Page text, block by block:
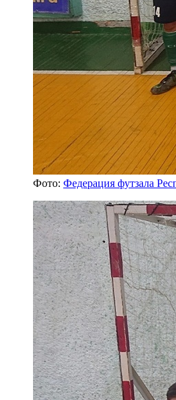
Фото: Федерация футзала